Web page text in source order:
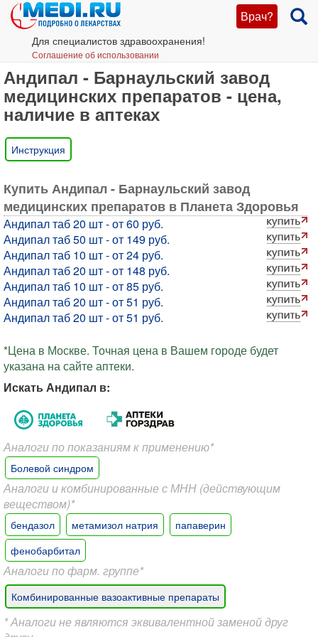
Врач?
Для специалистов здравоохранения!
Соглашение об использовании
Андипал - Барнаульский завод
медицинских препаратов - цена,
наличие в аптеках
Инструкция
Купить Андипал - Барнаульский завод
медицинских препаратов в Планета Здоровья
Андипал таб 20 шт - от 60 руб.
Андипал таб 50 шт - от 149 руб.
Андипал таб 10 шт - от 24 руб.
Андипал таб 20 шт - от 148 руб.
Андипал таб 10 шт - от 85 руб.
Андипал таб 20 шт - от 51 руб.
Андипал таб 20 шт - от 51 руб.
*Цена в Москве. Точная цена в Вашем городе будет
указана на сайте аптеки.
Искать Андипал в:
Аналоги по показаниям к применению*
Болевой синдром
Аналоги и комбинированные с МНН (действующим
веществом)*
бендазол метамизол натрия
папаверин
фенобарбитал
Аналоги по фарм. группе*
Комбинированные вазоактивные препараты
* Аналоги не являются эквивалентной заменой друг